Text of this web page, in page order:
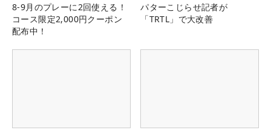
8-9月のプレーに2回使える！
コース限定2,000円クーポン
配布中！
パターこじらせ記者が
「TRTL」で大改善